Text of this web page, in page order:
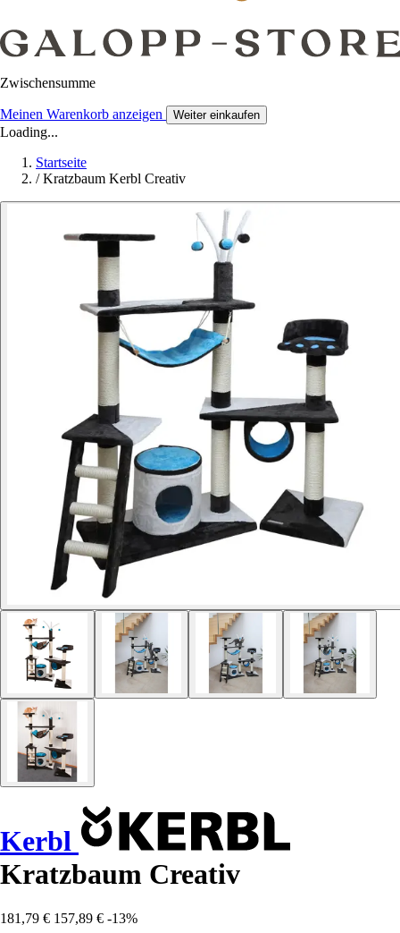
Zwischensumme
Meinen Warenkorb anzeigen Weiter einkaufen
Loading...
Startseite
/ Kratzbaum Kerbl Creativ
Kerbl
Kratzbaum Creativ
181,79 € 157,89 € -13%